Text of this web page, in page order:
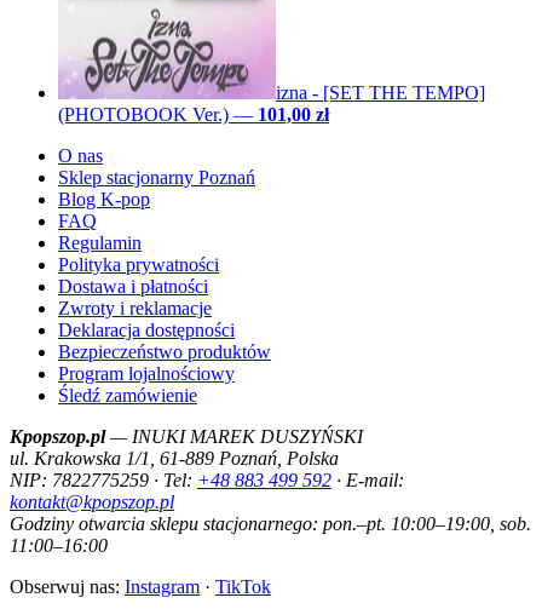
izna - [SET THE TEMPO]
(PHOTOBOOK Ver.) — 101,00 zł
O nas
Sklep stacjonarny Poznań
Blog K-pop
FAQ
Regulamin
Polityka prywatności
Dostawa i płatności
Zwroty i reklamacje
Deklaracja dostępności
Bezpieczeństwo produktów
Program lojalnościowy
Śledź zamówienie
Kpopszop.pl— INUKI MAREK DUSZYŃSKI
ul. Krakowska 1/1, 61-889 Poznań, Polska
NIP: 7822775259 · Tel: +48 883 499 592 · E-mail:
kontakt@kpopszop.pl
Godziny otwarcia sklepu stacjonarnego: pon.–pt. 10:00–19:00, sob.
11:00–16:00
Obserwuj nas: Instagram · TikTok